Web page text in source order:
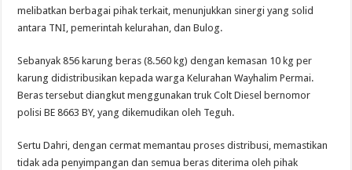
melibatkan berbagai pihak terkait, menunjukkan sinergi yang solid
antara TNI, pemerintah kelurahan, dan Bulog.
Sebanyak 856 karung beras (8.560 kg) dengan kemasan 10 kg per
karung didistribusikan kepada warga Kelurahan Wayhalim Permai.
Beras tersebut diangkut menggunakan truk Colt Diesel bernomor
polisi BE 8663 BY, yang dikemudikan oleh Teguh.
Sertu Dahri, dengan cermat memantau proses distribusi, memastikan
tidak ada penyimpangan dan semua beras diterima oleh pihak